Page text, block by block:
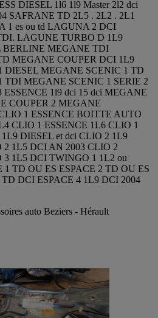
DIESEL 1l6 1l9 Master 2l2 dci
SAFRANE TD 2L5 . 2L2 . 2L1
1 es ou td LAGUNA 2 DCI
LAGUNE TURBO D 1L9
BERLINE MEGANE TDI
MEGANE COUPER DCI 1L9
DIESEL MEGANE SCENIC 1 TD
TDI MEGANE SCENIC 1 SERIE 2
1l9 dci 15 dci MEGANE
COUPER 2 MEGANE
1 ESSENCE BOITTE AUTO
CLIO 1 ESSENCE 1L6 CLIO 1
DIESEL et dci CLIO 2 1L9
2 1L5 DCI AN 2003 CLIO 2
3 1L5 DCI TWINGO 1 1L2 ou
1 TD OU ES ESPACE 2 TD OU ES
TD DCI ESPACE 4 1L9 DCI 2004
auto Beziers - Hérault